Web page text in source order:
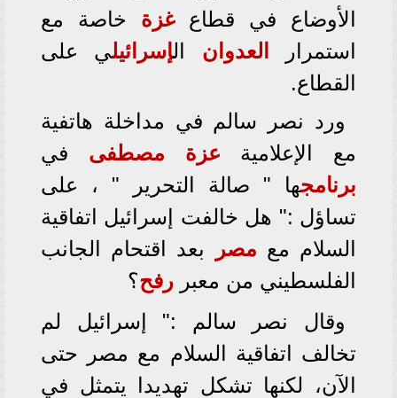
الأوضاع في قطاعغزة خاصة مع
استمرار
العدوان الإسرائيلي على
القطاع.
ورد نصر سالم في مداخلة هاتفية
مع الإعلامية عزة مصطفى في
برنامجها " صالة التحرير " ، على
تساؤل :" هل خالفت إسرائيل اتفاقية
السلام مع مصر
بعد اقتحام الجانب
الفلسطيني من معبر رفح؟
وقال نصر سالم :" إسرائيل لم
تخالف اتفاقية السلام مع مصر حتى
الآن، لكنها تشكل تهديدا يتمثل في